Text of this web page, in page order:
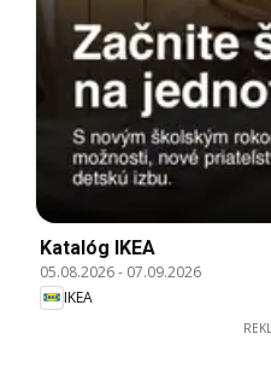
Katalóg IKEA
05.08.2026- 07.09.2026
IKEA